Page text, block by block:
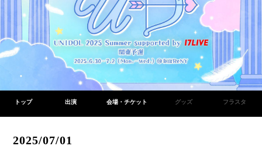
トップ 出演 会場・チケット グッズ フラスタ
2025/07/01